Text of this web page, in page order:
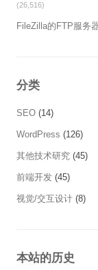
(26,516)
FileZilla的FTP服务
分类
SEO (14)
WordPress (126)
其他技术研究 (45)
前端开发 (45)
视觉/交互设计 (8)
本站的历史